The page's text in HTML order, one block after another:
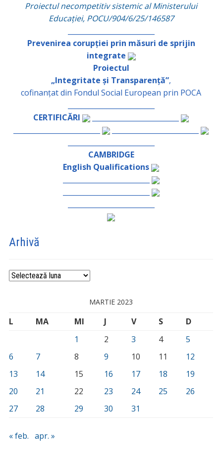
Proiectul necompetitiv sistemic al Ministerului
Educației, POCU/904/6/25/146587
Prevenirea corupției prin măsuri de sprijin
integrate
Proiectul
„Integritate și Transparență”,
cofinanțat din Fondul Social European prin POCA
CERTIFICĂRI
CAMBRIDGE
English Qualifications
Arhivă
Arhivă
MARTIE 2023
L MA MI J V S
D
1
2 3 4
5
6
7 8 9 10 11
12
13
14 15 16 17 18
19
20
21 22 23 24 25
26
27
28 29 30 31
« feb. apr. »